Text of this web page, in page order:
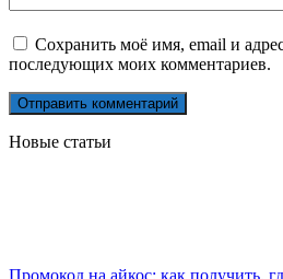
Сохранить моё имя, email и
последующих моих комментариев.
Новые статьи
Промокод на айкос: как получить,